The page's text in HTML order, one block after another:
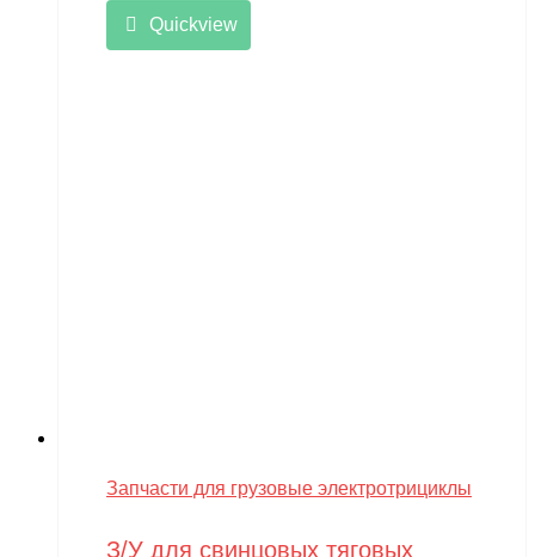
Quickview
Запчасти для грузовые электротрициклы
З/У для свинцовых тяговых